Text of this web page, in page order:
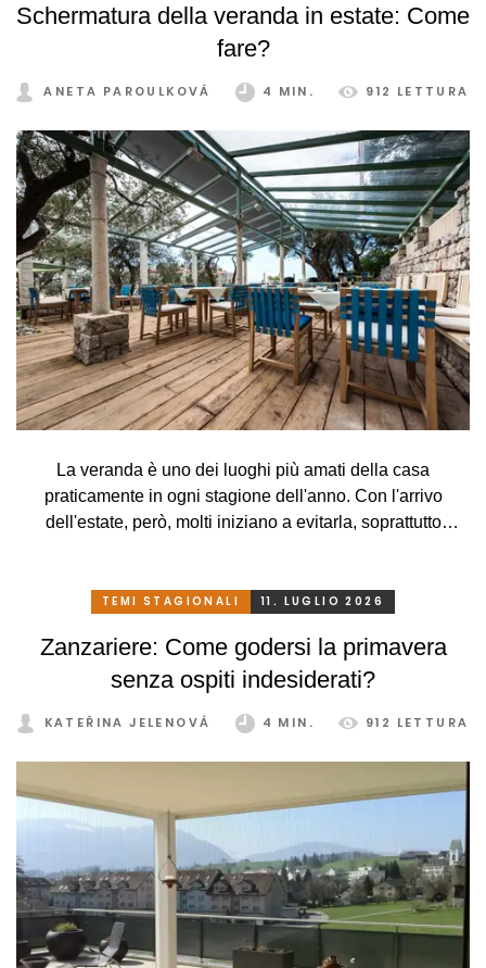
Schermatura della veranda in estate: Come
fare?
ANETA PAROULKOVÁ 4 MIN. 912 LETTURA
La veranda è uno dei luoghi più amati della casa
praticamente in ogni stagione dell'anno. Con l'arrivo
dell'estate, però, molti iniziano a evitarla, soprattutto
rilassarsi. Che peccato, però. Eppure basta davvero poco.
intelligente, potrete godervi la vostra veranda in tutta
comodità, in ogni stagione e senza limitazioni.
TEMI STAGIONALI 11. LUGLIO 2026
Zanzariere: Come godersi la primavera
senza ospiti indesiderati?
KATEŘINA JELENOVÁ 4 MIN. 912 LETTURA